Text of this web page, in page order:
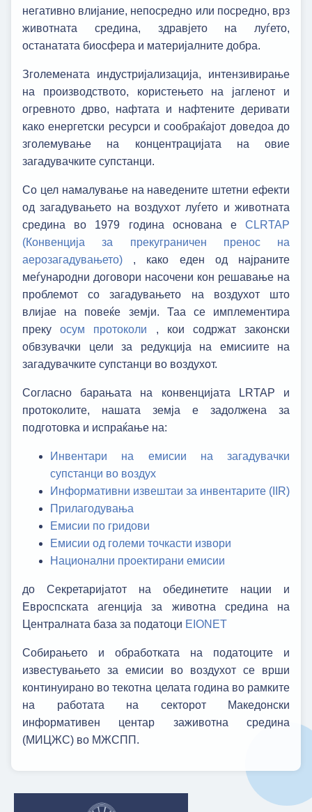
негативно влијание, непосредно или посредно, врз
животната средина, здравјето на луѓето,
останатата биосфера и материјалните добра.
Зголемената индустријализација, интензивирање
на производството, користењето на јагленот и
огревното дрво, нафтата и нафтените деривати
како енергетски ресурси и сообраќајот доведоа до
зголемување на концентрацијата на овие
загадувачките супстанци.
Со цел намалување на наведените штетни ефекти
од загадувањето на воздухот луѓето и животната
средина во 1979 година основанa е CLRTAP
(Конвенција за прекуграничен пренос на
аерозагадувањето) , како еден од најраните
меѓународни договори насочени кон решавање на
проблемот со загадувањето на воздухот што
влијае на повеќе земји. Таа се имплементира
прекуосум протоколи , кои содржат законски
обвзувачки цели за редукција на емисиите на
загадувачките супстанци во воздухот.
Согласно барањата на конвенцијата LRTAP и
протоколите, нашата земја е задолжена за
подготовка и испраќање на:
Инвентари на емисии на загадувачки
супстанци во воздух
Информативни извештаи за инвентарите (IIR)
Прилагодувања
Емисии по гридови
Емисии од големи точкасти извори
Национални проектирани емисии
до Секретаријатот на обединетите нации и
Евроспската агенција за животна средина на
Централната база за податоци ЕIONET
Собирањето и обработката на податоците и
известувањето за емисии во воздухот се врши
континуирано во текотна целата година во рамките
на работата на секторот Македонски
информативен центар заживотна средина
(МИЦЖС) во МЖСПП.